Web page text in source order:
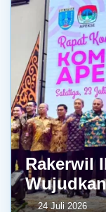
Rakerwil
24 Juli 2026